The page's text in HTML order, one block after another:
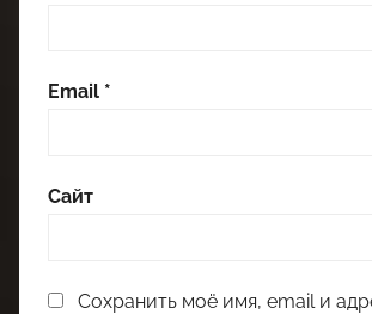
Email *
Сайт
Сохранить моё имя, email и